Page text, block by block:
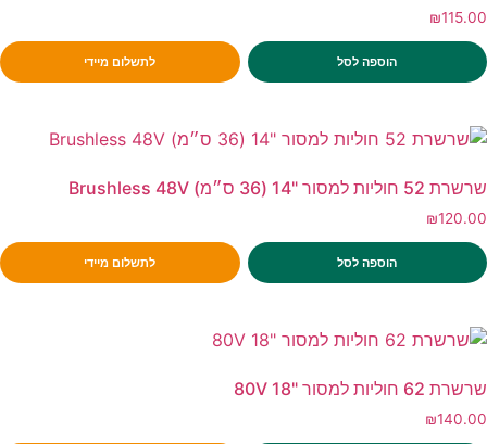
₪115.00
הוספה לסל לתשלום מיידי
שרשרת 52 חוליות למסור "14 (36 ס״מ) Brushless 48V
₪120.00
הוספה לסל לתשלום מיידי
שרשרת 62 חוליות למסור "18 80V
₪140.00